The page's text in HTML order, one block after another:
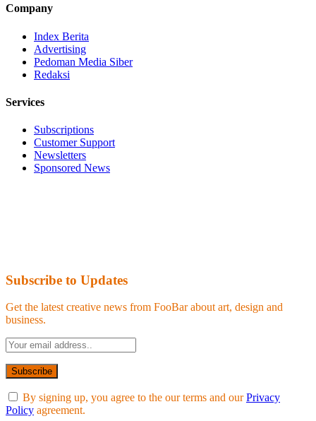
Company
Index Berita
Advertising
Pedoman Media Siber
Redaksi
Services
Subscriptions
Customer Support
Newsletters
Sponsored News
Subscribe to Updates
Get the latest creative news from FooBar about art, design and
business.
By signing up, you agree to the our terms and ourPrivacy
Policy agreement.